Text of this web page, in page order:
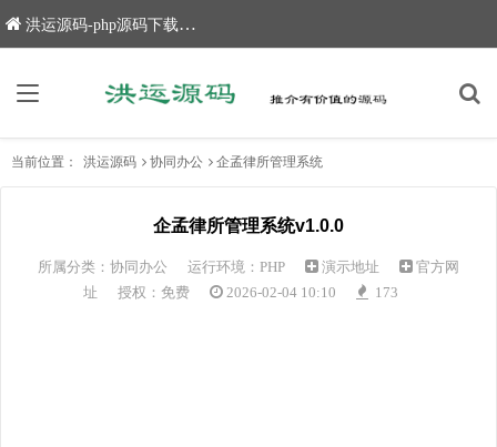
洪运源码-php源码下载,网站源码,网站源码下载
当前位置： 洪运源码 协同办公 企孟律所管理系统
企孟律所管理系统v1.0.0
所属分类： 协同办公 运行环境：PHP 演示地址
官方网
址
授权：免费 2026-02-04 10:10 173